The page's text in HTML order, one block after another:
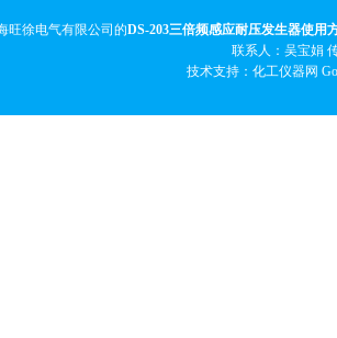
旺徐电气有限公司的DS-203三倍频感应耐压发生器使用
联系人：吴宝娟
技术支持：化工仪器网